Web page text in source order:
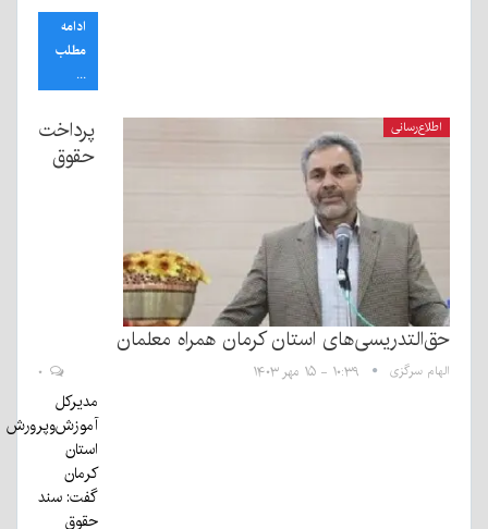
ادامه
مطلب
...
اطلاع‌رسانی
پرداخت
حقوق
حق‌التدریسی‌های استان کرمان همراه معلمان
الهام سرگزی ۱۰:۳۹ - ۱۵ مهر ۱۴۰۳
مدیرکل
آموزش‌وپرورش
استان
کرمان
گفت: سند
حقوق